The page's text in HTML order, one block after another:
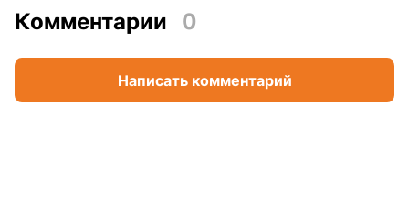
Комментарии 0
Написать комментарий